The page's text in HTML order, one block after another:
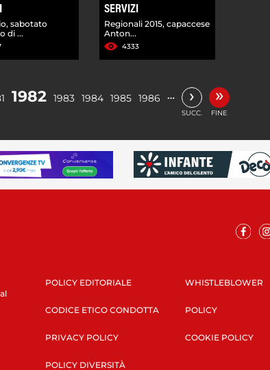
sabotato
di ...
SERVIZI
Regionali 2015, capaccese
Anton...
4333
1982 1983 1984 1985 1986 … ›
SUCC.
»
FINE
POLICY EDITORIALE
CODICE ETICO CONDOTTA
PRIVACY POLICY
POLICY DIVERSITÀ
WHISTLEBLOWER
POLICY
COOKIE POLICY